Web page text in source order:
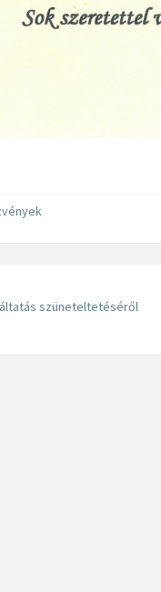
szüneteltetéséről